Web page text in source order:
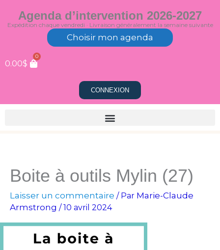
au
Agenda d’intervention 2026-2027
Expédition chaque vendredi · Livraison généralement la semaine suivante
Choisir mon agenda
0.00$
0
CONNEXION
Boite à outils Mylin (27)
Laisser un commentaire / Par Marie-Claude
Armstrong /10 avril 2024